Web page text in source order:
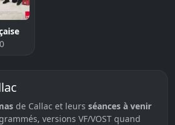
de Callac et leurs séances à venir
versions VF/VOST quand